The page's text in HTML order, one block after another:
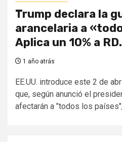
Trump declara la
arancelaria a
Aplica un 10% a RD.
1 año atrás
EE.UU. introduce este 2 de
que, según anunció el
afectarán a "todos los